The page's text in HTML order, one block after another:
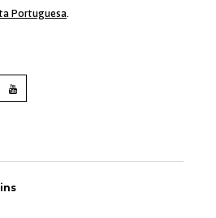
Portuguesa.